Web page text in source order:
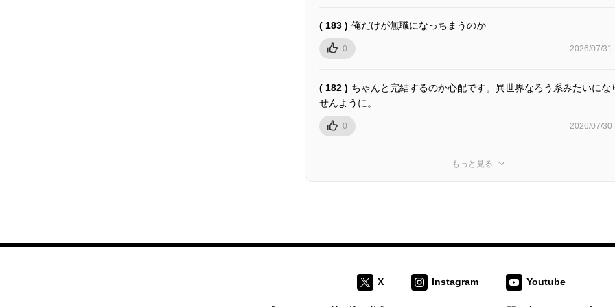
( 183 ) 俺だけが無職になっちまうのか
0 2026/07/31
( 182 ) ちゃんと完結するのか心配です。異世界なろう系みたいにな
せんように。
0 2026/07/30
もっと見る
X Instagram Youtube